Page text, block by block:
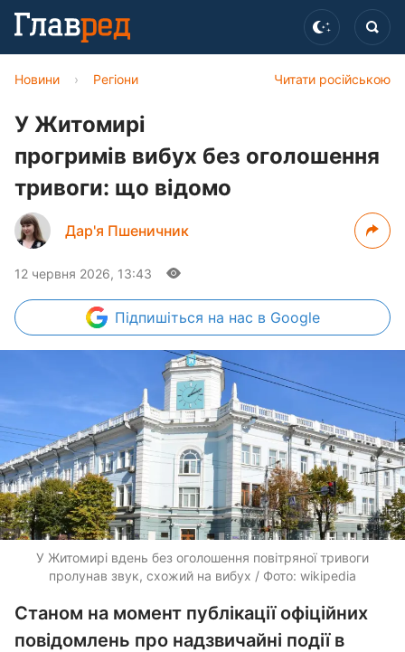
Читати російською
Новини › Регіони
У Житомирі
прогримів вибух без оголошення
тривоги: що відомо
Дар'я Пшеничник
12 червня 2026, 13:43
Підпишіться на нас в Google
У Житомирі вдень без оголошення повітряної тривоги
пролунав звук, схожий на вибух / Фото: wikipedia
Станом на момент публікації офіційних
повідомлень про надзвичайні події в